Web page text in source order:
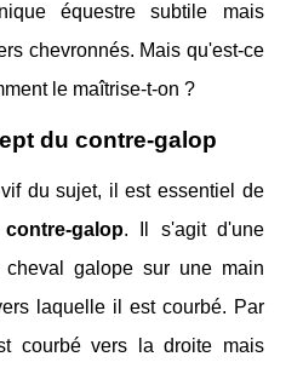
équestre subtile mais
chevronnés. Mais qu'est-ce
le maîtrise-t-on ?
du contre-galop
du sujet, il est essentiel de
contre-galop. Il s'agit d'une
galope sur une main
laquelle il est courbé. Par
courbé vers la droite mais